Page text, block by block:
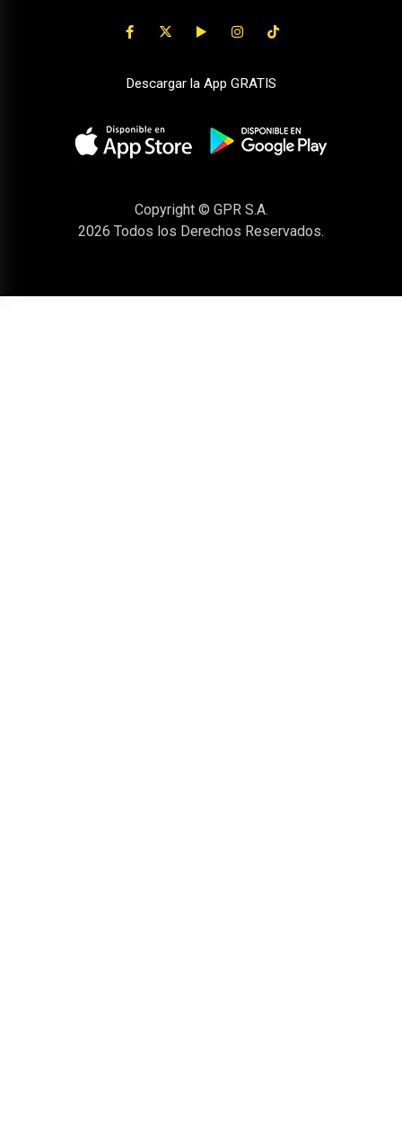
Descargar la App GRATIS
Copyright © GPR S.A.
2026 Todos los Derechos Reservados.